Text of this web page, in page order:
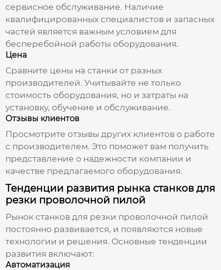
сервисное обслуживание. Наличие
квалифицированных специалистов и запасных
частей является важным условием для
бесперебойной работы оборудования.
Цена
Сравните цены на станки от разных
производителей. Учитывайте не только
стоимость оборудования, но и затраты на
установку, обучение и обслуживание.
Отзывы клиентов
Просмотрите отзывы других клиентов о работе
с производителем. Это поможет вам получить
представление о надежности компании и
качестве предлагаемого оборудования.
Тенденции развития рынка станков для
резки проволочной пилой
Рынок станков для резки проволочной пилой
постоянно развивается, и появляются новые
технологии и решения. Основные тенденции
развития включают:
Автоматизация